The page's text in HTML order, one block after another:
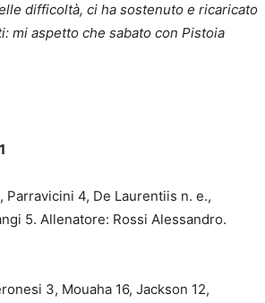
difficoltà, ci ha sostenuto e ricaricato
mi aspetto che sabato con Pistoia
Parravicini 4, De Laurentiis n. e.,
5. Allenatore: Rossi Alessandro.
3, Mouaha 16, Jackson 12,